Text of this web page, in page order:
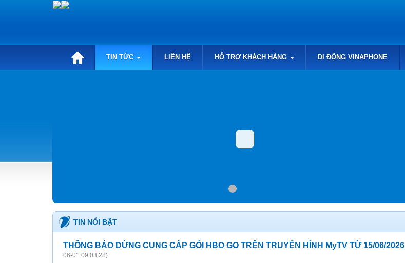
TIN TỨC LIÊN HỆ HỖ TRỢ KHÁCH HÀNG DI ĐỘNG VINAPHONE
TIN NỔI BẬT
THÔNG BÁO DỪNG CUNG CẤP GÓI HBO GO TRÊN TRUYỀN HÌNH MyTV TỪ 15/06/2026
06-01 09:03:28)